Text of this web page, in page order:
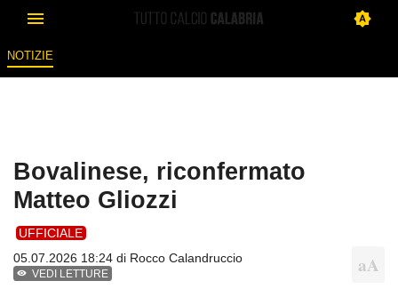
NOTIZIE
Bovalinese, riconfermato
Matteo Gliozzi
UFFICIALE
05.07.2026 18:24 di Rocco Calandruccio
VEDI LETTURE